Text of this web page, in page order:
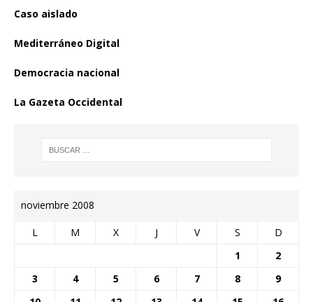
Caso aislado
Mediterráneo Digital
Democracia nacional
La Gazeta Occidental
noviembre 2008
L M X J V S D
1
2
3
4 5 6 7 8
9